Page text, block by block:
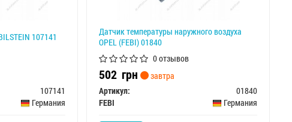
107141
107141
Германия
Датчик температуры наружного воздуха
OPEL (FEBI) 01840
0 отзывов
502грн
завтра
Артикул:
01840
FEBI
Германия